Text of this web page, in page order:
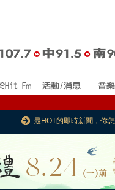
最HOT的即時新聞，你